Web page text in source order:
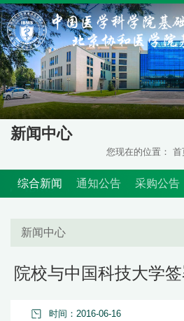
新闻中心
您现在的位置： 首
综合新闻 通知公告 采购公告
新闻中心
院校与中国科技大学
时间：2016-06-16